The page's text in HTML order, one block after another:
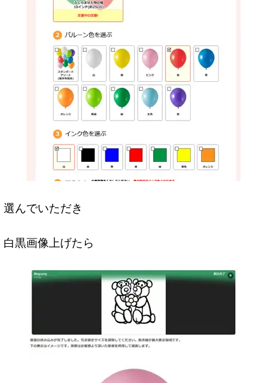
選んでいただき
白黒画像上げたら